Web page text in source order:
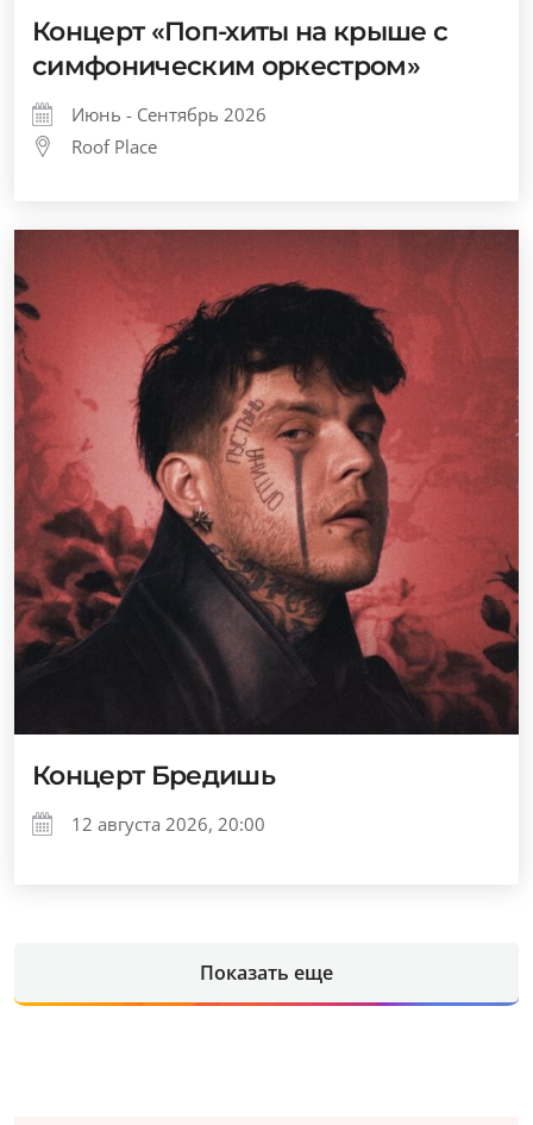
Концерт «Поп-хиты на крыше с
симфоническим оркестром»
Июнь - Сентябрь 2026
Roof Place
Концерт Бредишь
12 августа 2026, 20:00
Показать еще